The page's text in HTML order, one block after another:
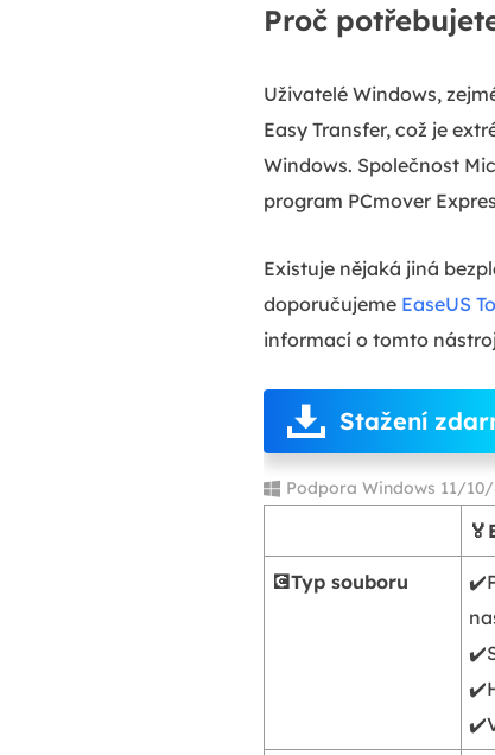
Proč
Uživatelé Windows,
Easy Transfer, což je
Windows. Společnost
program PCmover
Existuje nějaká jiná
doporučujeme EaseUS
informací o tomto
Stažení
Podpora Windows 11/
💽Typ souboru